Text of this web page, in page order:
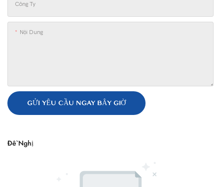
Công Ty
Nội Dung
GỬI YÊU CẦU NGAY BÂY GIỜ
Đề Nghị